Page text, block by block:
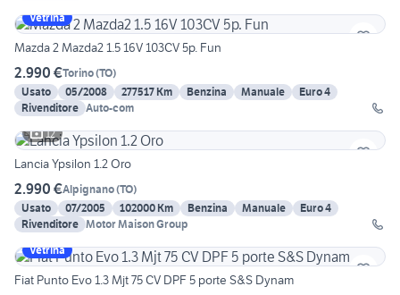
Vetrina
Mazda 2 Mazda2 1.5 16V 103CV 5p. Fun
2.990 €Torino(TO)
Usato
05/2008 277517 Km Benzina Manuale
Euro 4
Rivenditore Auto-com
12
Lancia Ypsilon 1.2 Oro
2.990 €Alpignano(TO)
Usato
07/2005 102000 Km Benzina Manuale
Euro 4
Rivenditore Motor Maison Group
Vetrina
Fiat Punto Evo 1.3 Mjt 75 CV DPF 5 porte S&S Dynam